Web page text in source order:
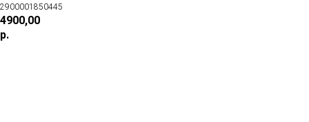
2900001850445
4900,00
р.